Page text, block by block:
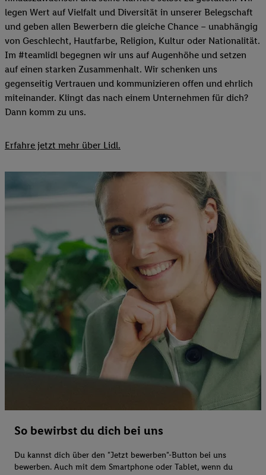
legen Wert auf Vielfalt und Diversität in unserer Belegschaft
und geben allen Bewerbern die gleiche Chance – unabhängig
von Geschlecht, Hautfarbe, Religion, Kultur oder Nationalität.
Im #teamlidl begegnen wir uns auf Augenhöhe und setzen
auf einen starken Zusammenhalt. Wir schenken uns
gegenseitig Vertrauen und kommunizieren offen und ehrlich
miteinander. Klingt das nach einem Unternehmen für dich?
Dann komm zu uns.​
Erfahre jetzt mehr über Lidl.
So bewirbst du dich bei uns
Du kannst dich über den "Jetzt bewerben"-Button bei uns
bewerben. Auch mit dem Smartphone oder Tablet, wenn du